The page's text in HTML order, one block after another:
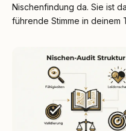
Nischenfindung da. Sie ist
führende Stimme in deinem